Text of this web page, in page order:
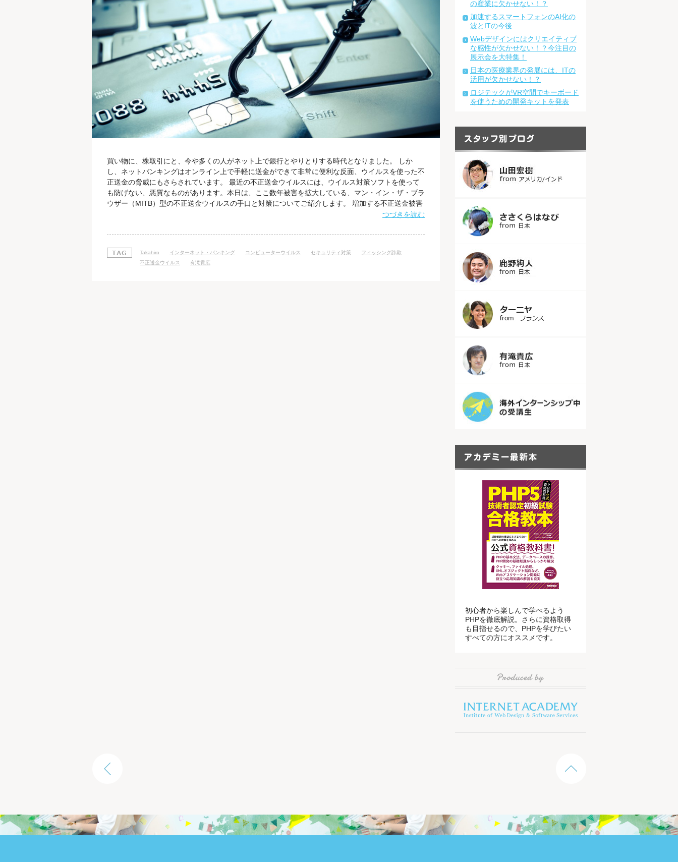
買い物に、株取引にと、今や多くの人がネット上で銀行とやりとりする時代となりました。 しか
し、ネットバンキングはオンライン上で手軽に送金ができて非常に便利な反面、ウイルスを使った不
正送金の脅威にもさらされています。 最近の不正送金ウイルスには、ウイルス対策ソフトを使って
も防げない、悪質なものがあります。本日は、ここ数年被害を拡大している、マン・イン・ザ・ブラ
ウザー（MITB）型の不正送金ウイルスの手口と対策についてご紹介します。 増加する不正送金被害
警察庁によれば、インターネットバンキングのアカウント情報（IDやパスワードなど）が不正に盗ま
円にものぼっています。 標的となる銀行口座は個
つづきを読む
Takahiro インターネット・バンキング コンピューターウイルス セキュリティ対策
フィッシング詐欺
不正送金ウイルス
有滝貴広
の産業に欠かせない！？
加速するスマートフォンのAI化の
波とITの今後
Webデザインにはクリエイティブ
な感性が欠かせない！？今注目の
展示会を大特集！
日本の医療業界の発展には、ITの
活用が欠かせない！？
ロジテックがVR空間でキーボード
を使うための開発キットを発表
初心者から楽しんで学べるよう
PHPを徹底解説。さらに資格取得
も目指せるので、PHPを学びたい
すべての方にオススメです。